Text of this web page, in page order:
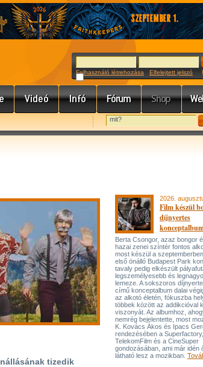
Felhasználó létrehozása Elfelejtett jelszó
tizedik
2026.
Film készül
díjnyertes
Berta Csongor, azaz bongor
hazai zenei színtér fontos
most készül a
első önálló Budapest Park
tavaly pedig elkészült
legszemélyesebb és
lemeze. A sokszoros
című konceptalbum dalai
az alkotó életén, fókuszba
többek között az addikcióval
viszonyát. Az albumhoz,
nemrég bejelentette, most
K. Kovács Ákos és Ipacs
rendezésében a
TelekomFilm és a CineSuper
gondozásában, ami már idén
látható lesz a mozikban.